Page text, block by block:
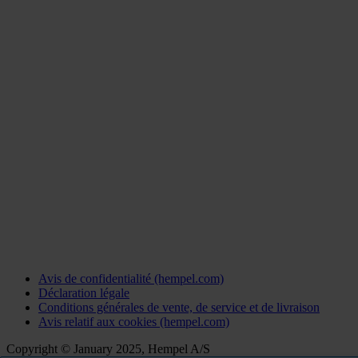
Avis de confidentialité (hempel.com)
Déclaration légale
Conditions générales de vente, de service et de livraison
Avis relatif aux cookies (hempel.com)
Copyright © January 2025, Hempel A/S